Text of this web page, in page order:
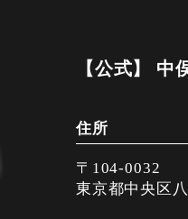
【公式】 中
住所
〒104-0032
東京都中央区